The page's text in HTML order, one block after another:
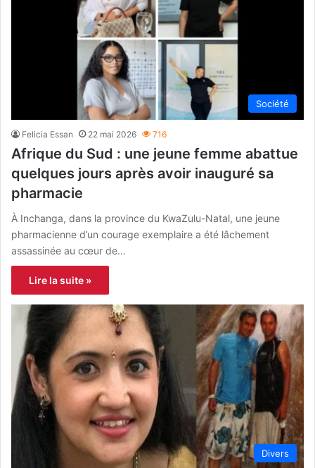
Société
Felicia Essan 22 mai 2026 716
Afrique du Sud : une jeune femme abattue
quelques jours après avoir inauguré sa
pharmacie
À Inchanga, dans la province du KwaZulu-Natal, une jeune
pharmacienne d’un courage exemplaire a été lâchement
assassinée au cœur de…
Lire la suite »
Divers